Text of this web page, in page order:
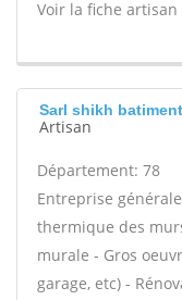
Voir la fiche artisan
Sarl shikh
Artisan
Département: 78
Entreprise
thermique des
murale - Gros
garage, etc) -